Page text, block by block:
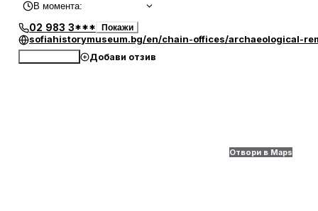
фотографи и всички, които търсят вдъхновение от
миналото. Входът е на достъпна цена, а персоналът е
приветлив и готов да помогне на посетителите.
В момента:
02 983 3*** Покажи
sofiahistorymuseum.bg/en/chain-offices/archaeological-
Добави отзив
Отвори в Maps